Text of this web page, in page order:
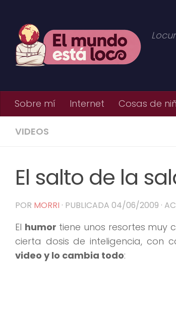
Sobre mí Internet Cosas de
VIDEOS
El salto de la
POR MORRI · PUBLICADA 04/06/2009 ·
El humor tiene unos resortes muy
cierta dosis de inteligencia, con
video y lo cambia todo: